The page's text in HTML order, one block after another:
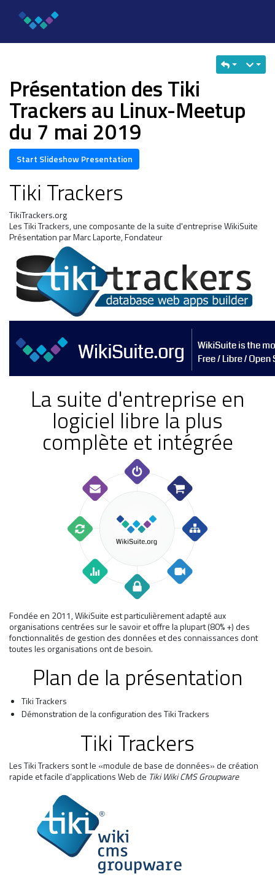
Présentation des Tiki
Trackers au Linux-Meetup
du 7 mai 2019
Start Slideshow Presentation
Tiki Trackers
TikiTrackers.org
Les Tiki Trackers, une composante de la suite d'entreprise WikiSuite
Présentation par Marc Laporte, Fondateur
La suite d'entreprise en
logiciel libre la plus
complète et intégrée
Fondée en 2011, WikiSuite est particulièrement adapté aux
organisations centrées sur le savoir et offre la plupart (80% +) des
fonctionnalités de gestion des données et des connaissances dont
toutes les organisations ont de besoin.
Plan de la présentation
Tiki Trackers
Démonstration de la configuration des Tiki Trackers
Tiki Trackers
Les Tiki Trackers sont le «module de base de données» de création
rapide et facile d’applications Web de Tiki Wiki CMS Groupware